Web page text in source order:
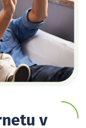
v